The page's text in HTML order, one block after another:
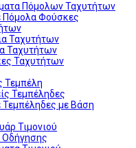
Πόμολων Ταχυτήτων
Πόμολα Φούσκες
Ταχυτήτων
Ταχυτήτων
Ταχυτήτων
Τεμπέλη
Τεμπέληδες
με Βάση
Τιμονιού
Οδήγησης